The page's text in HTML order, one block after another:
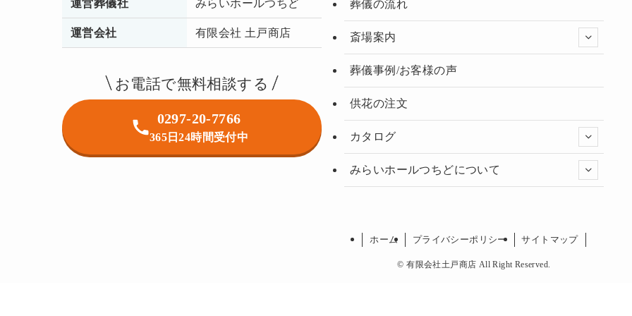
運営葬儀社 みらいホールつちど
運営会社 有限会社 土戸商店
お電話で無料相談する
0297-20-7766
365日24時間受付中
葬儀の流れ
斎場案内
葬儀事例/お客様の声
供花の注文
カタログ
みらいホールつちどについて
ホーム プライバシーポリシー サイトマップ
© 有限会社土戸商店 All Right Reserved.